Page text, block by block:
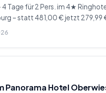
4 Tage für 2 Pers. im 4★
– statt 481,00 € jetzt 279,99
Panorama Hotel